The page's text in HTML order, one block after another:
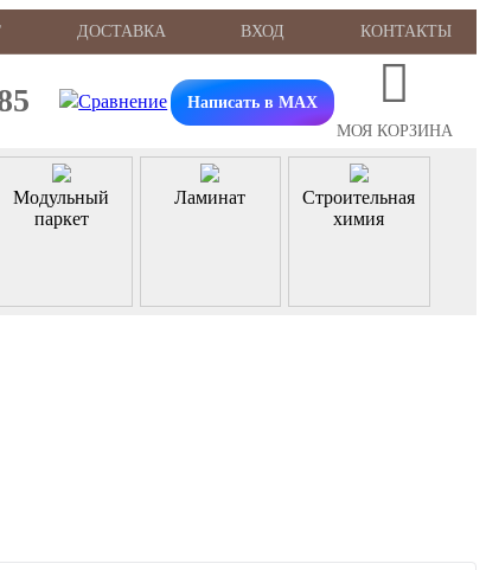
ДОСТАВКА ВХОД КОНТАКТЫ
Написать в MAX
МОЯ КОРЗИНА
Модульный
паркет
Ламинат
Строительная
химия